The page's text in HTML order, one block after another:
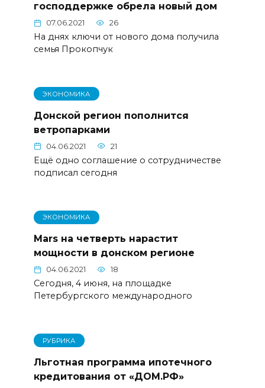
господдержке обрела новый дом
07.06.2021 26
На днях ключи от нового дома получила
семья Прокопчук
ЭКОНОМИКА
Донской регион пополнится
ветропарками
04.06.2021 21
Ещё одно соглашение о сотрудничестве
подписал сегодня
ЭКОНОМИКА
Mars на четверть нарастит
мощности в донском регионе
04.06.2021 18
Сегодня, 4 июня, на площадке
Петербургского международного
РУБРИКА
Льготная программа ипотечного
кредитования от «ДОМ.РФ»